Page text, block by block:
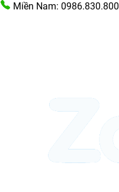
Miền Nam: 0986.830.800